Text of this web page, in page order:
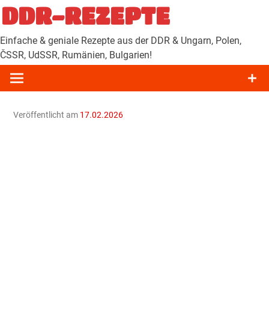
Zum
Inhalt
springen
DDR-REZEPTE
Einfache & geniale Rezepte aus der DDR & Ungarn, Polen,
ČSSR, UdSSR, Rumänien, Bulgarien!
Veröffentlicht am 17.02.2026